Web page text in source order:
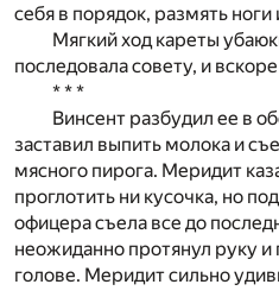
себя в порядок, размять
Мягкий ход кареты
последовала совету, и
* * *
Винсент разбудил ее в
заставил выпить молока и
мясного пирога. Меридит
проглотить ни кусочка, но
офицера съела все до
неожиданно протянул руку и
голове. Меридит сильно